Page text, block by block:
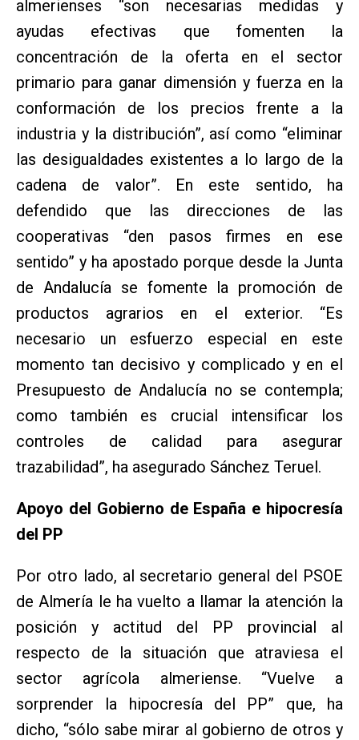
almerienses “son necesarias medidas y
ayudas efectivas que fomenten la
concentración de la oferta en el sector
primario para ganar dimensión y fuerza en la
conformación de los precios frente a la
industria y la distribución”, así como “eliminar
las desigualdades existentes a lo largo de la
cadena de valor”. En este sentido, ha
defendido que las direcciones de las
cooperativas “den pasos firmes en ese
sentido” y ha apostado porque desde la Junta
de Andalucía se fomente la promoción de
productos agrarios en el exterior. “Es
necesario un esfuerzo especial en este
momento tan decisivo y complicado y en el
Presupuesto de Andalucía no se contempla;
como también es crucial intensificar los
controles de calidad para asegurar
trazabilidad”, ha asegurado Sánchez Teruel.
Apoyo del Gobierno de España e hipocresía
del PP
Por otro lado, al secretario general del PSOE
de Almería le ha vuelto a llamar la atención la
posición y actitud del PP provincial al
respecto de la situación que atraviesa el
sector agrícola almeriense. “Vuelve a
sorprender la hipocresía del PP” que, ha
dicho, “sólo sabe mirar al gobierno de otros y